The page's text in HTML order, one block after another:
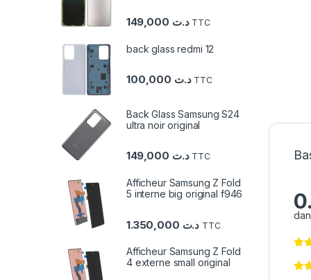
د.ت TTC
back glass redmi 12
د.ت TTC
Back Glass Samsung S24
ultra noir original
د.ت TTC
Afficheur Samsung Z Fold
5 interne big original f946
د.ت TTC
Afficheur Samsung Z Fold
4 externe small original